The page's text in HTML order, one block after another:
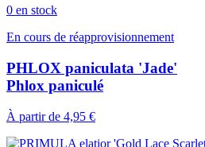
0 en stock
En cours de réapprovisionnement
PHLOX paniculata 'Jade'
Phlox paniculé
À partir de 4,95 €